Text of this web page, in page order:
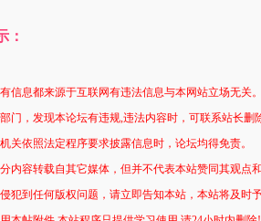
：
信息都来源于互联网有违法信息与本网站立场无关
门，发现本论坛有违规,违法内容时，可联系站长删
关依照法定程序要求披露信息时，论坛均得免责。
内容转载自其它媒体，但并不代表本站赞同其观点
犯到任何版权问题，请立即告知本站，本站将及时